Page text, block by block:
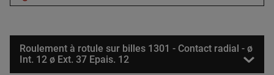
Roulement à rotule sur billes 1301 - Contact radial - ø
Int. 12 ø Ext. 37 Epais. 12